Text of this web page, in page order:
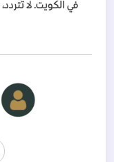
في الكويت. لا